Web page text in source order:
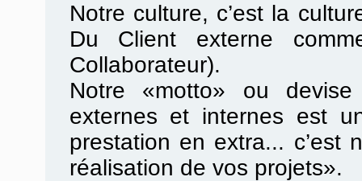
Notre culture, c’est la
Du Client externe
Collaborateur).
Notre «motto» ou
externes et internes est
prestation en extra... c’est
réalisation de vos projets».